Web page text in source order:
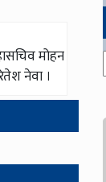
मोहन
नेवा ।